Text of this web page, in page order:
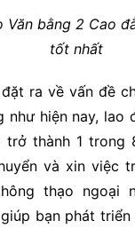
bằng 2 Cao
tốt nhất
ra về vấn đề
như hiện nay, lao
thành 1 trong
và xin việc
thạo ngoại
bạn phát